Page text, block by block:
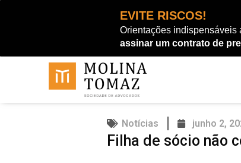
EVITE RISCOS!
Orientações indispensáveis
assinar um contrato de
conteúdo
Notícias junho 2,
Filha de sócio não